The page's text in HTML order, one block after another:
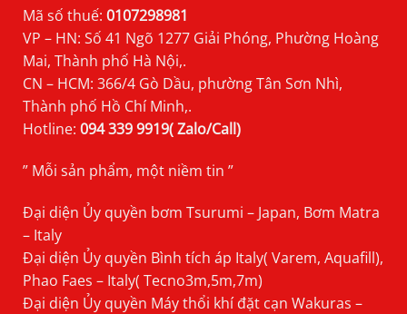
Mã số thuế: 0107298981
VP – HN: Số 41 Ngõ 1277 Giải Phóng, Phường Hoàng
Mai, Thành phố Hà Nội,.
CN – HCM: 366/4 Gò Dầu, phường Tân Sơn Nhì,
Thành phố Hồ Chí Minh,.
Hotline: 094 339 9919( Zalo/Call)
” Mỗi sản phẩm, một niềm tin ”
Đại diện Ủy quyền bơm Tsurumi – Japan, Bơm Matra
– Italy
Đại diện Ủy quyền Bình tích áp Italy( Varem, Aquafill),
Phao Faes – Italy( Tecno3m,5m,7m)
Đại diện Ủy quyền Máy thổi khí đặt cạn Wakuras –